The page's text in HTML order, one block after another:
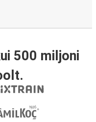
500 miljoni